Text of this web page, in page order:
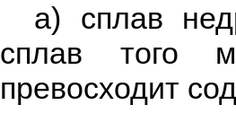
а) сплав
сплав того
превосходит